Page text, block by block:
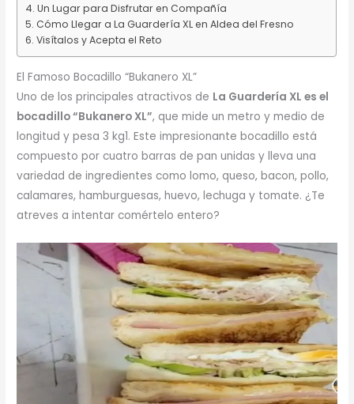
Un Lugar para Disfrutar en Compañía
Cómo Llegar a La Guardería XL en Aldea del Fresno
Visítalos y Acepta el Reto
El Famoso Bocadillo “Bukanero XL”
Uno de los principales atractivos de La Guardería XL es el
bocadillo “Bukanero XL”, que mide un metro y medio de
longitud y pesa 3 kg1. Este impresionante bocadillo está
compuesto por cuatro barras de pan unidas y lleva una
variedad de ingredientes como lomo, queso, bacon, pollo,
calamares, hamburguesas, huevo, lechuga y tomate. ¿Te
atreves a intentar comértelo entero?